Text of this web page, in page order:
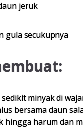
jeruk
gula secukupnya
sedikit minyak di
bersama daun
hingga harum dan